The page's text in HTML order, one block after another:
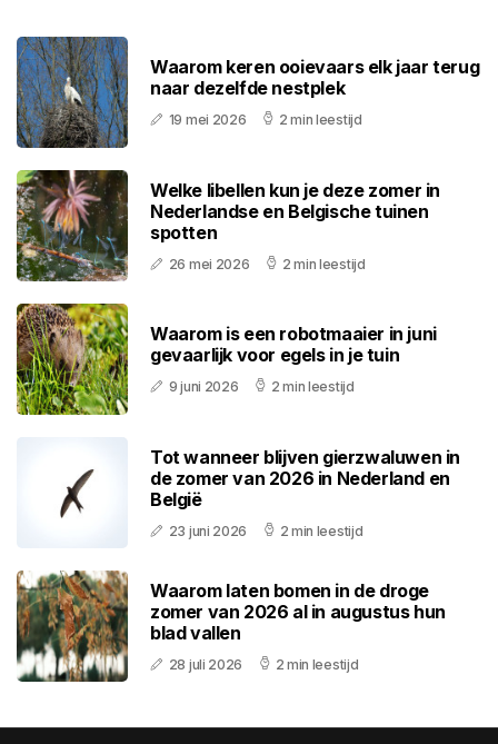
Waarom keren ooievaars elk jaar terug
naar dezelfde nestplek
19 mei 2026 2 min leestijd
Welke libellen kun je deze zomer in
Nederlandse en Belgische tuinen
spotten
26 mei 2026 2 min leestijd
Waarom is een robotmaaier in juni
gevaarlijk voor egels in je tuin
9 juni 2026 2 min leestijd
Tot wanneer blijven gierzwaluwen in
de zomer van 2026 in Nederland en
België
23 juni 2026 2 min leestijd
Waarom laten bomen in de droge
zomer van 2026 al in augustus hun
blad vallen
28 juli 2026 2 min leestijd